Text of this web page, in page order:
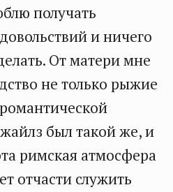
получать
и ничего
От матери мне
не только рыжие
был такой же, и
римская атмосфера
отчасти служить